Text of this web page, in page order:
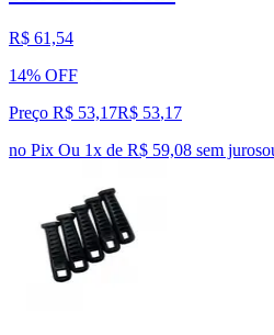
R$ 61,54
14% OFF
Preço R$ 53,17R$ 53,17
no Pix Ou 1x de R$ 59,08 sem juros